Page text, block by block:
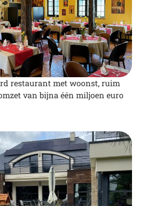
restaurant met woonst, ruim
van bijna één miljoen euro